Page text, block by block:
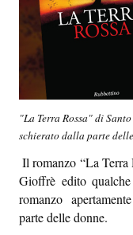
Oltre i sensi
Entro e non oltre
Beyond music
In-oltre
Sapori e dissapori
Racconti di viaggio
"La Terra Rossa" di
schierato dalla parte
Il romanzo “La Terra
Gioffrè edito
romanzo
parte delle donne.